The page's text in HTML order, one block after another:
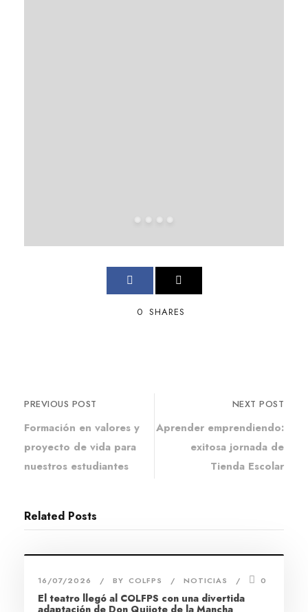
0 SHARES
PREVIOUS POST
Formación en valores y
proyecto de vida para
nuestros estudiantes
NEXT POST
Aprender emprendiendo:
exitosa jornada de
Tienda Escolar
Related Posts
16/07/2026 BY COLFPS NOTICIAS 0
El teatro llegó al COLFPS con una divertida